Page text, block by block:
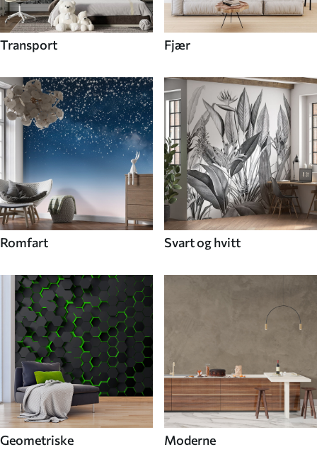
Transport Fjær
Romfart Svart og hvitt
Geometriske Moderne